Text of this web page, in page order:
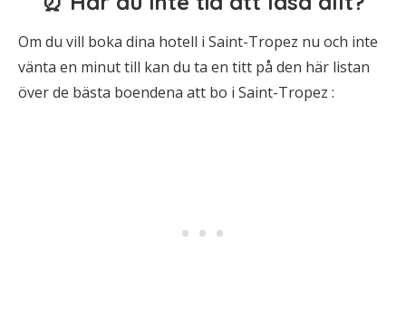
Om du vill boka dina hotell i Saint-Tropez nu och inte
vänta en minut till kan du ta en titt på den här listan
över de bästa boendena att bo i Saint-Tropez :